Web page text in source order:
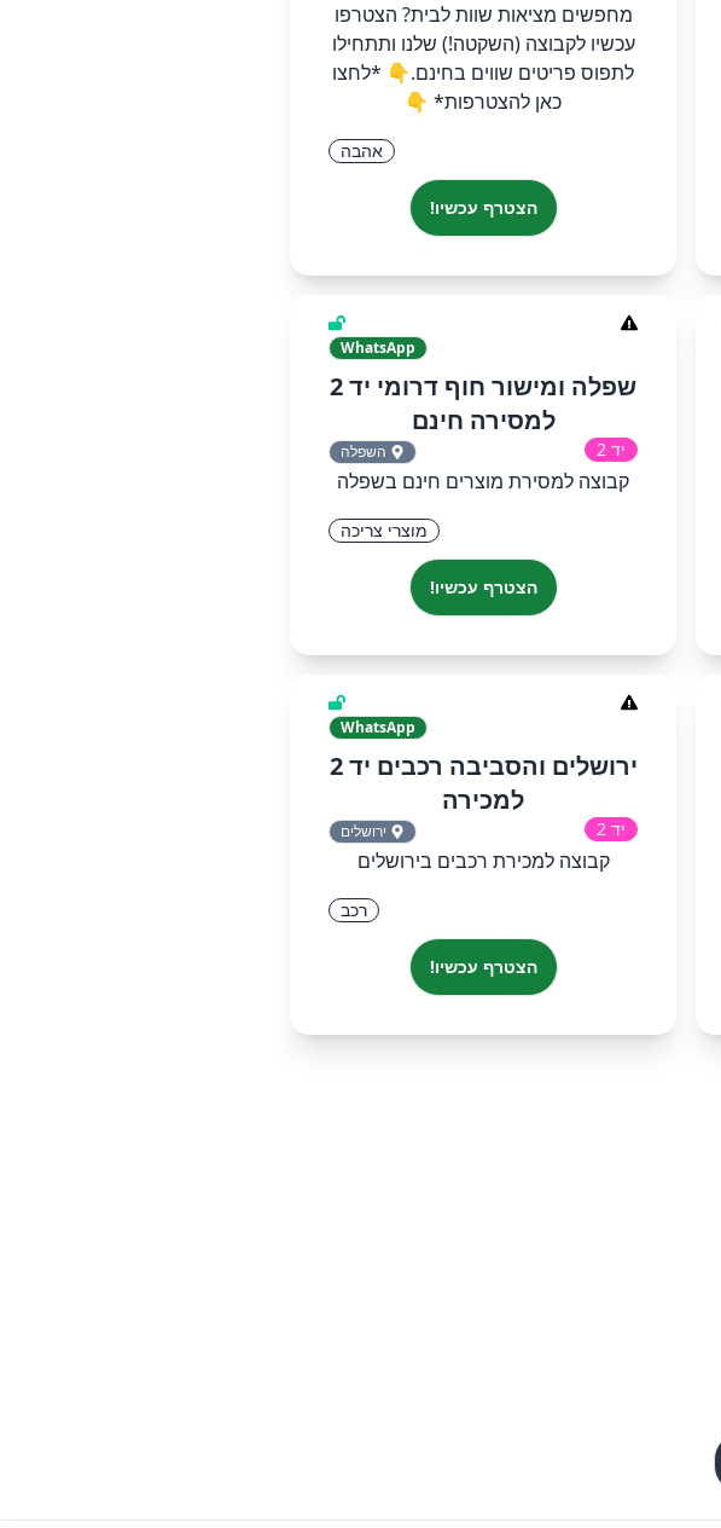
מחפשים מציאות שוות לבית? הצטרפו
עכשיו לקבוצה (השקטה!) שלנו ותתחילו
לתפוס פריטים שווים בחינם. ​👇 *לחצו
כאן להצטרפות* 👇
אהבה
הצטרף עכשיו!
WhatsApp
שפלה ומישור חוף דרומי יד 2
למסירה חינם
יד 2 השפלה
קבוצה למסירת מוצרים חינם בשפלה
מוצרי צריכה
הצטרף עכשיו!
WhatsApp
ירושלים והסביבה רכבים יד 2
למכירה
יד 2 ירושלים
קבוצה למכירת רכבים בירושלים
רכב
הצטרף עכשיו!